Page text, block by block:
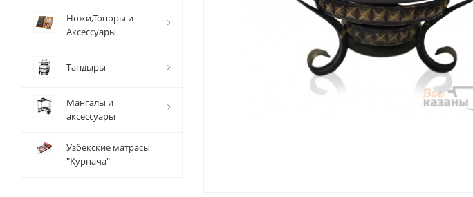
Ножи,Топоры и
Аксессуары
Тандыры
Мангалы и
аксессуары
Узбекские матрасы
"Курпача"